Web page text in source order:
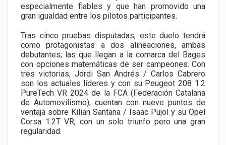
especialmente fiables y que han promovido una
gran igualdad entre los pilotos participantes.
Tras cinco pruebas disputadas, este duelo tendrá
como protagonistas a dos alineaciones, ambas
debutantes; las que llegan a la comarca del Bages
con opciones matemáticas de ser campeones. Con
tres victorias, Jordi San Andrés / Carlos Cabrero
son los actuales líderes y con su Peugeot 208 1.2
PureTech VR 2024 de la FCA (Federación Catalana
de Automovilismo), cuentan con nueve puntos de
ventaja sobre Kilian Santana / Isaac Pujol y su Opel
Corsa 1.2T VR, con un solo triunfo pero una gran
regularidad.